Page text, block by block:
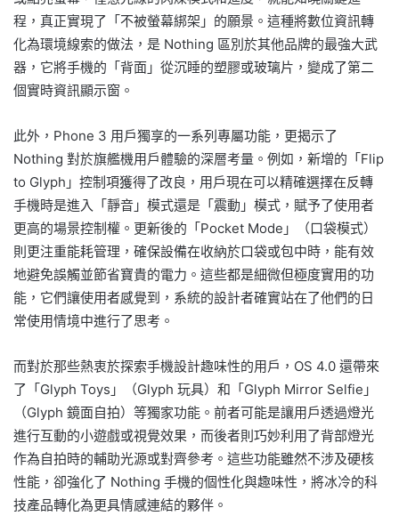
程，真正實現了「不被螢幕綁架」的願景。這種將數位資訊轉
化為環境線索的做法，是 Nothing 區別於其他品牌的最強大武
器，它將手機的「背面」從沉睡的塑膠或玻璃片，變成了第二
個實時資訊顯示窗。
此外，Phone 3 用戶獨享的一系列專屬功能，更揭示了
Nothing 對於旗艦機用戶體驗的深層考量。例如，新增的「Flip
to Glyph」控制項獲得了改良，用戶現在可以精確選擇在反轉
手機時是進入「靜音」模式還是「震動」模式，賦予了使用者
更高的場景控制權。更新後的「Pocket Mode」（口袋模式）
則更注重能耗管理，確保設備在收納於口袋或包中時，能有效
地避免誤觸並節省寶貴的電力。這些都是細微但極度實用的功
能，它們讓使用者感覺到，系統的設計者確實站在了他們的日
常使用情境中進行了思考。
而對於那些熱衷於探索手機設計趣味性的用戶，OS 4.0 還帶來
了「Glyph Toys」（Glyph 玩具）和「Glyph Mirror Selfie」
（Glyph 鏡面自拍）等獨家功能。前者可能是讓用戶透過燈光
進行互動的小遊戲或視覺效果，而後者則巧妙利用了背部燈光
作為自拍時的輔助光源或對齊參考。這些功能雖然不涉及硬核
性能，卻強化了 Nothing 手機的個性化與趣味性，將冰冷的科
技產品轉化為更具情感連結的夥伴。